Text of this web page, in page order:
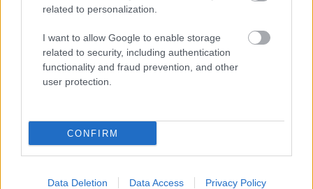
related to personalization.
I want to allow Google to enable storage
related to security, including authentication
functionality and fraud prevention, and other
user protection.
CONFIRM
Data Deletion Data Access Privacy Policy